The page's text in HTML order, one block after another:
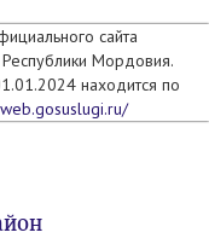
сайта
Мордовия.
находится по